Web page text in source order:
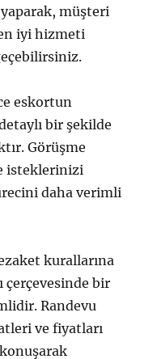
müşteri
iyi hizmeti
eskortun
bir şekilde
Görüşme
isteklerinizi
daha verimli
kurallarına
çerçevesinde bir
Randevu
ve fiyatları